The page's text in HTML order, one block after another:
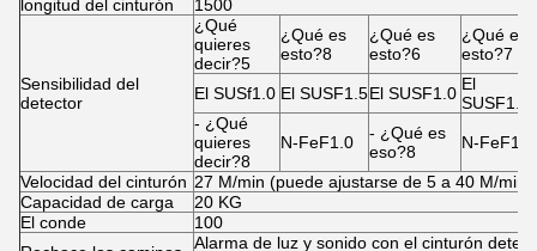
longitud del cinturón 1500
Sensibilidad del
detector
¿Qué
quieres
decir?5
¿Qué es
esto?8
¿Qué es
esto?6
¿Qué es
esto?7
El SUSf1.0 El SUSF1.5El SUSF1.0 El
SUSF1.2
- ¿Qué
quieres
decir?8
N-FeF1.0
- ¿Qué es
eso?8
N-FeF1.0
Velocidad del cinturón 27 M/min (puede ajustarse de 5 a 40 M/min)
Capacidad de carga
20 KG
El conde
100
Alarma de luz y sonido con el cinturón